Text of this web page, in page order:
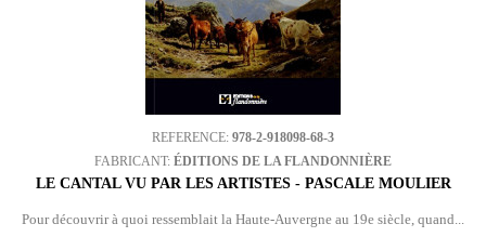
REFERENCE: 978-2-918098-68-3
FABRICANT: ÉDITIONS DE LA FLANDONNIÈRE
LE CANTAL VU PAR LES ARTISTES - PASCALE MOULIER
Pour découvrir à quoi ressemblait la Haute-Auvergne au 19e siècle, quand...